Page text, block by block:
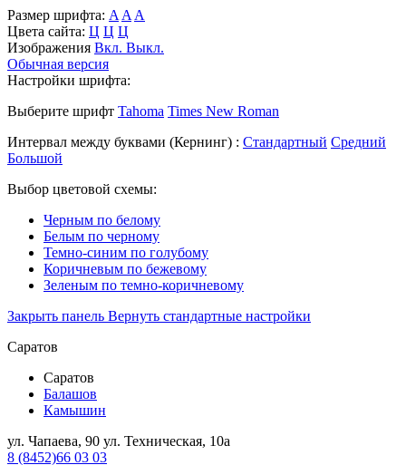
Размер шрифта: A A A
Цвета сайта: Ц Ц Ц
Изображения Вкл. Выкл.
Обычная версия
Настройки шрифта:
Выберите шрифт Tahoma Times New Roman
Интервал между буквами (Кернинг) : Стандартный Средний
Большой
Выбор цветовой схемы:
Черным по белому
Белым по черному
Темно-синим по голубому
Коричневым по бежевому
Зеленым по темно-коричневому
Закрыть панель Вернуть стандартные настройки
Саратов
Саратов
Балашов
Камышин
ул. Чапаева, 90 ул. Техническая, 10а
8 (8452)66 03 03